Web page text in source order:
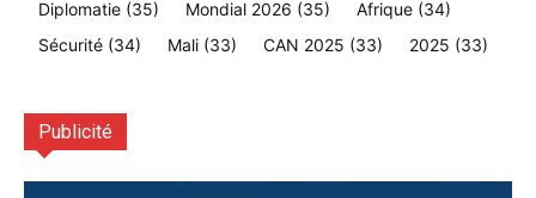
Diplomatie (35) Mondial 2026 (35) Afrique (34)
Sécurité (34) Mali (33) CAN 2025 (33) 2025 (33)
Publicité